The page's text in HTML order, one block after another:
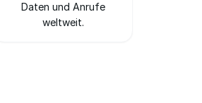
Daten und Anrufe
weltweit.